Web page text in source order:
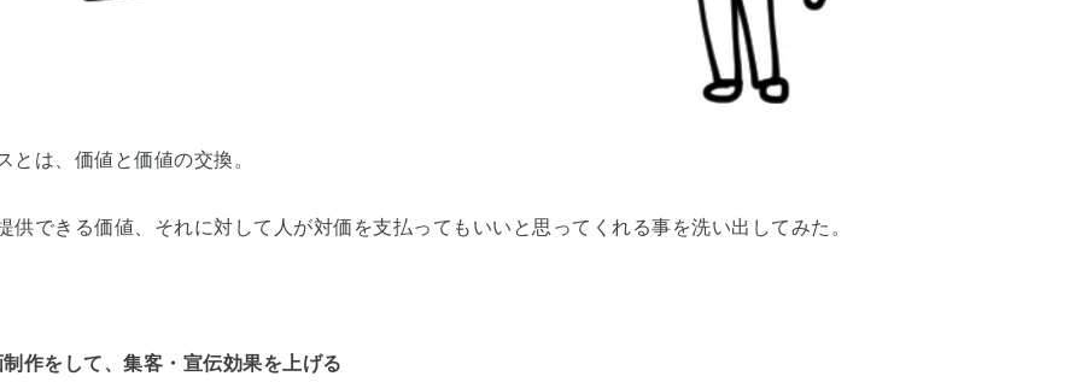
とは、価値と価値の交換。
供できる価値、それに対して人が対価を支払ってもいいと思ってくれる事を洗い出してみた。
作をして、集客・宣伝効果を上げる